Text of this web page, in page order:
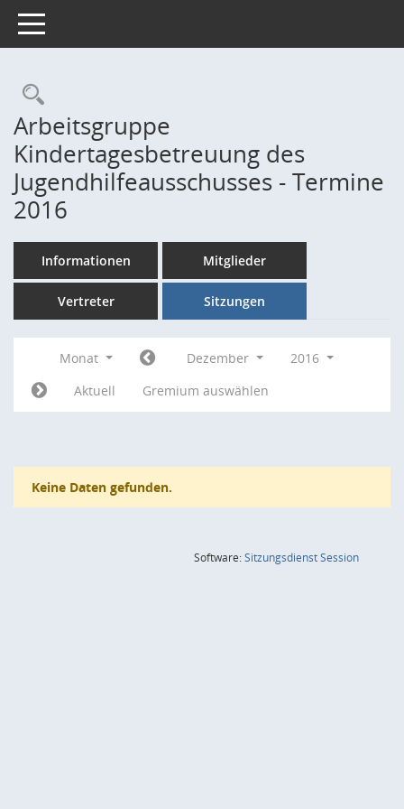
Toggle navigation
Rechercheauswahl
Arbeitsgruppe
Kindertagesbetreuung des
Jugendhilfeausschusses - Termine
2016
Informationen Mitglieder
Vertreter Sitzungen
Monat Dezember
2016
Aktuell
Gremium auswählen
Keine Daten gefunden.
Software:SitzungsdienstSession(Wird in